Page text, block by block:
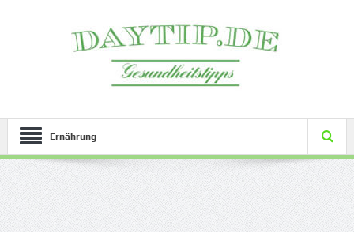
Ernährung